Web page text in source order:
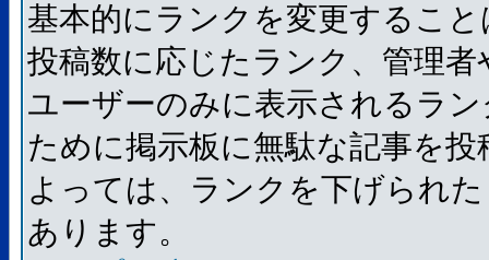
基本的にランクを変更するこ
投稿数に応じたランク、管理
ユーザーのみに表示されるラ
ために掲示板に無駄な記事を
よっては、ランクを下げられ
あります。